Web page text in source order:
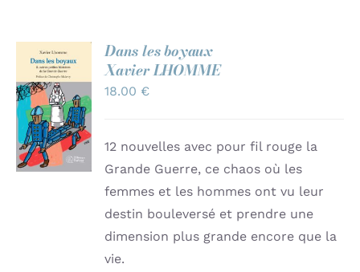
AJOUTER
AU
PANIER
/
DÉTAILS
Dans les boyaux
Xavier LHOMME
18.00 €
12 nouvelles avec pour fil rouge la
Grande Guerre, ce chaos où les
femmes et les hommes ont vu leur
destin bouleversé et prendre une
dimension plus grande encore que la
vie.